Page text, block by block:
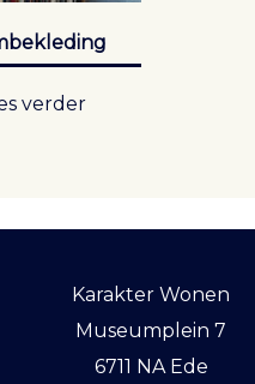
verder
Karakter Wonen
Museumplein 7
6711 NA Ede